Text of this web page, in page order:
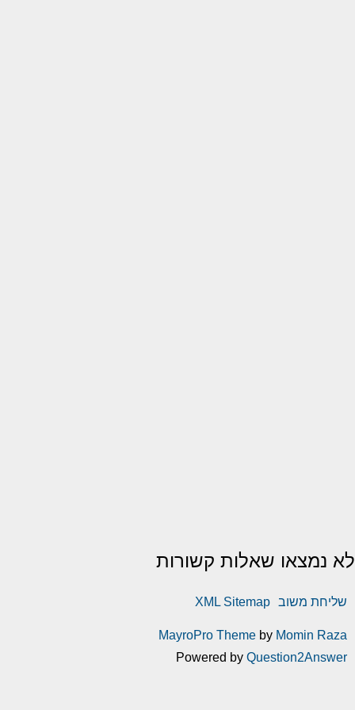
לא נמצאו שאלות קשורות
שליחת משוב XML Sitemap
MayroPro Theme by Momin Raza
Powered by Question2Answer